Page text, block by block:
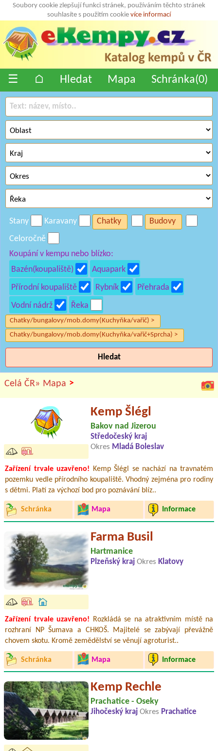
Soubory cookie zlepšují funkci stránek, používáním těchto stránek
souhlasíte s použitím cookie více informací
☰ ⌂ Hledat Mapa Schránka(0)
Stany Karavany Chatky
Budovy
Celoročně
Koupání v kempu nebo blízko:
Bazén(koupaliště)
Aquapark
Přírodní koupaliště
Rybník
Přehrada
Vodní nádrž
Řeka
Chatky/bungalovy/mob.domy(Kuchyňka/vařič) >
Chatky/bungalovy/mob.domy(Kuchyňka/vařič+Sprcha) >
Hledat
Celá ČR» Mapa >
Kemp Šlégl
Bakov nad Jizerou
Středočeský kraj
Okres Mladá Boleslav
Zařízení trvale uzavřeno! Kemp Šlégl se nachází na travnatém
pozemku vedle přírodního koupaliště. Vhodný zejména pro rodiny
s dětmi. Platí za výchozí bod pro poznávání blíz..
Schránka Mapa Informace
Farma Busil
Hartmanice
Plzeňský kraj Okres Klatovy
Zařízení trvale uzavřeno! Rozkládá se na atraktivním místě na
rozhraní NP Šumava a CHKOŠ. Majitelé se zabývají převážně
chovem skotu. Kromě zemědělství se věnují agroturist..
Schránka Mapa Informace
Kemp Rechle
Prachatice - Oseky
Jihočeský kraj Okres Prachatice